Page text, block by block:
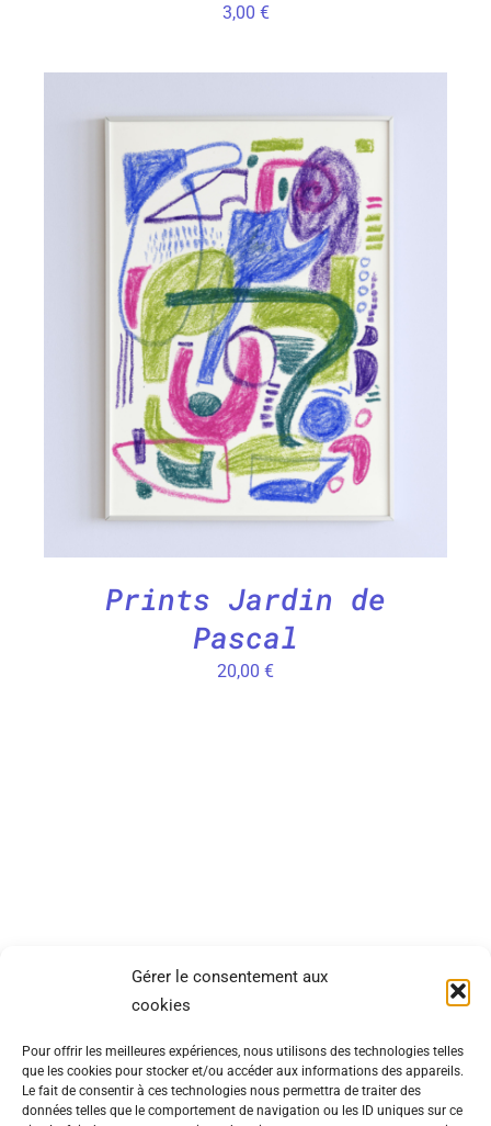
Gérer le consentement aux
cookies
Pour offrir les meilleures expériences, nous utilisons des technologies telles
que les cookies pour stocker et/ou accéder aux informations des appareils.
Le fait de consentir à ces technologies nous permettra de traiter des
données telles que le comportement de navigation ou les ID uniques sur ce
3,00 €
AJOUTER AU PANIER
/
DÉTAILS
Prints Jardin de
Pascal
20,00 €
Lookbook
À propos
INFORMATIONS
CGV
Mentions
légales